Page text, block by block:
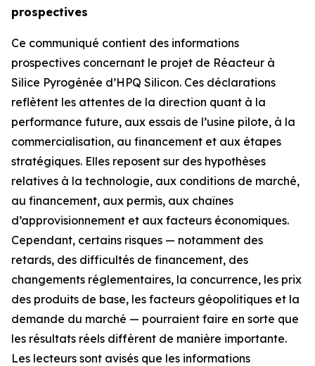
prospectives
Ce communiqué contient des informations
prospectives concernant le projet de Réacteur à
Silice Pyrogénée d’HPQ Silicon. Ces déclarations
reflètent les attentes de la direction quant à la
performance future, aux essais de l’usine pilote, à la
commercialisation, au financement et aux étapes
stratégiques. Elles reposent sur des hypothèses
relatives à la technologie, aux conditions de marché,
au financement, aux permis, aux chaînes
d’approvisionnement et aux facteurs économiques.
Cependant, certains risques — notamment des
retards, des difficultés de financement, des
changements réglementaires, la concurrence, les prix
des produits de base, les facteurs géopolitiques et la
demande du marché — pourraient faire en sorte que
les résultats réels diffèrent de manière importante.
Les lecteurs sont avisés que les informations